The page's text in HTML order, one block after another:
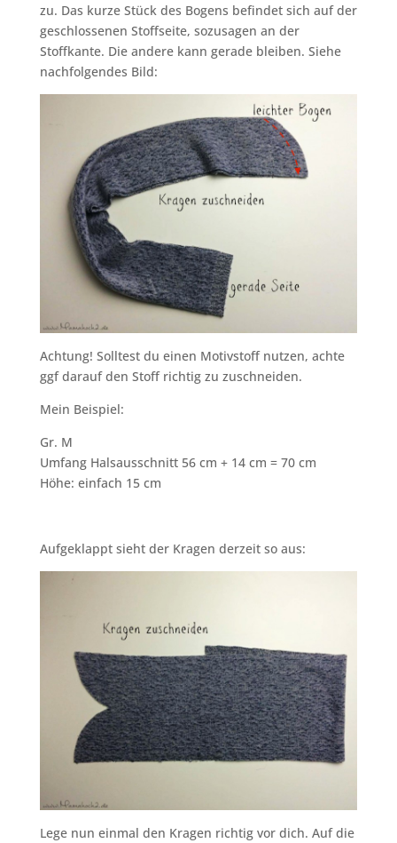
zu. Das kurze Stück des Bogens befindet sich auf der
geschlossenen Stoffseite, sozusagen an der
Stoffkante. Die andere kann gerade bleiben. Siehe
nachfolgendes Bild:
Achtung! Solltest du einen Motivstoff nutzen, achte
ggf darauf den Stoff richtig zu zuschneiden.
Mein Beispiel:
Gr. M
Umfang Halsausschnitt 56 cm + 14 cm = 70 cm
Höhe: einfach 15 cm
Aufgeklappt sieht der Kragen derzeit so aus:
Lege nun einmal den Kragen richtig vor dich. Auf die